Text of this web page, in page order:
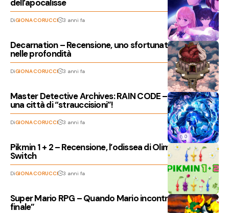
dell’apocalisse
DiGIONA CORUCCI 3 anni fa
Decarnation – Recensione, uno sfortunato viaggio
nelle profondità
DiGIONA CORUCCI 3 anni fa
Master Detective Archives: RAIN CODE – Recensione,
una città di “strauccisioni”!
DiGIONA CORUCCI 3 anni fa
Pikmin 1 + 2 – Recensione, l’odissea di Olimar ritorna su
Switch
DiGIONA CORUCCI 3 anni fa
Super Mario RPG – Quando Mario incontrò la “fantasia
finale”